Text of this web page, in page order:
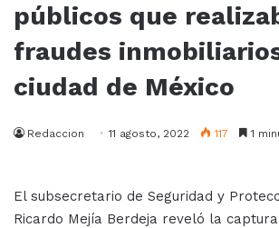
públicos que
fraudes
ciudad de México
Redaccion 11 agosto, 2022 117 1
El subsecretario de Seguridad y
Ricardo Mejía Berdeja reveló la